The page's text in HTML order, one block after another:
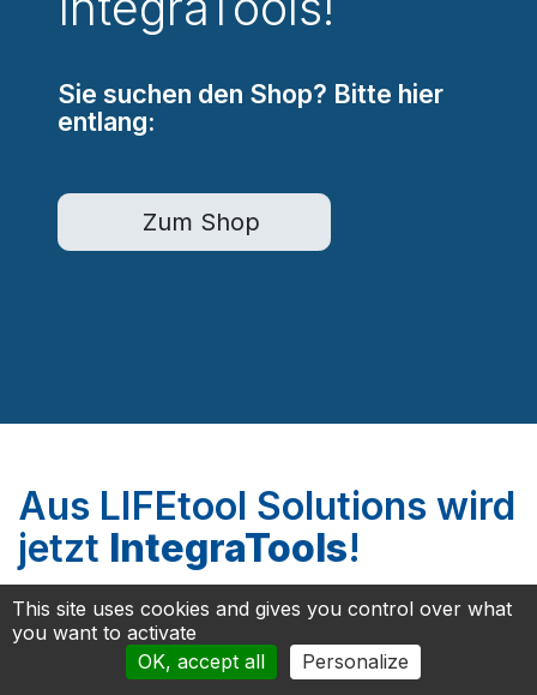
Sie suchen den Shop? Bitte hier
entlang:
Zum Shop
Aus LIFEtool Solutions wird
jetzt IntegraTools!
Mit neuem Namen und bewährtem Engagement
setzen wir unsere Mission fort, innovative und
This site uses cookies and gives you control over what
you want to activate
OK, accept all
Personalize